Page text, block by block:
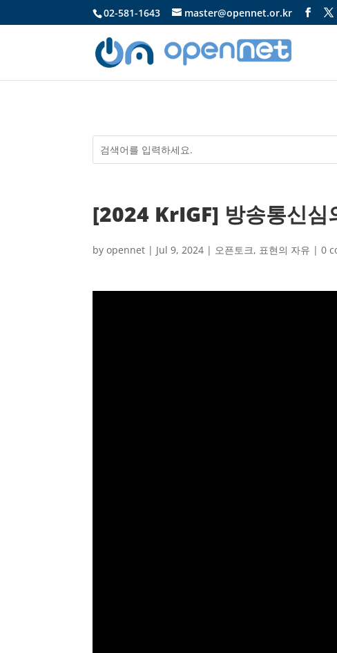
02-581-1643 master@opennet.or.kr
[2024 KrIGF] 방송통신심
byopennet | Jul 9, 2024 | 오픈토크, 표현의 자유 |0